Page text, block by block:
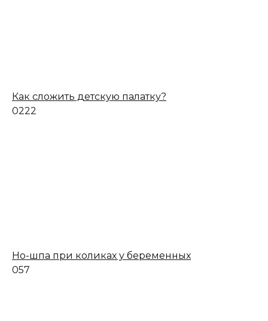
Как сложить детскую палатку?
0222
Но-шпа при коликах у беременных
057